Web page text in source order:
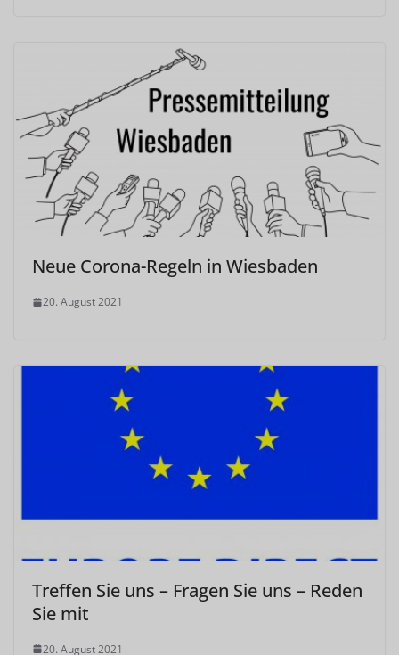
Neue Corona-Regeln in Wiesbaden
20. August 2021
Treffen Sie uns – Fragen Sie uns – Reden
Sie mit
20. August 2021